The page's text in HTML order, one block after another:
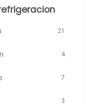
21
4
7
3